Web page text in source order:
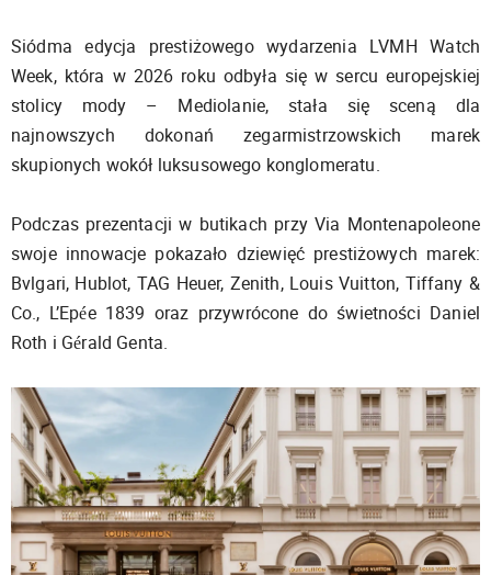
Siódma edycja prestiżowego wydarzenia LVMH Watch
Week, która w 2026 roku odbyła się w sercu europejskiej
stolicy mody – Mediolanie, stała się sceną dla
najnowszych dokonań zegarmistrzowskich marek
skupionych wokół luksusowego konglomeratu.
Podczas prezentacji w butikach przy Via Montenapoleone
swoje innowacje pokazało dziewięć prestiżowych marek:
Bvlgari, Hublot, TAG Heuer, Zenith, Louis Vuitton, Tiffany &
Co., L’Epée 1839 oraz przywrócone do świetności Daniel
Roth i Gérald Genta.